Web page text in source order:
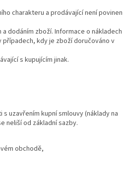
charakteru a prodávající není povinen
dodáním zboží. Informace o nákladech
kdy je zboží doručováno v
s kupujícím jinak.
uzavřením kupní smlouvy (náklady na
neliší od základní sazby.
obchodě,